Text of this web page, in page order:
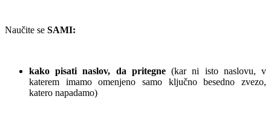
Naučite se SAMI:
kako pisati naslov, da pritegne(kar ni isto naslovu, v
katerem imamo omenjeno samo ključno besedno zvezo,
katero napadamo)